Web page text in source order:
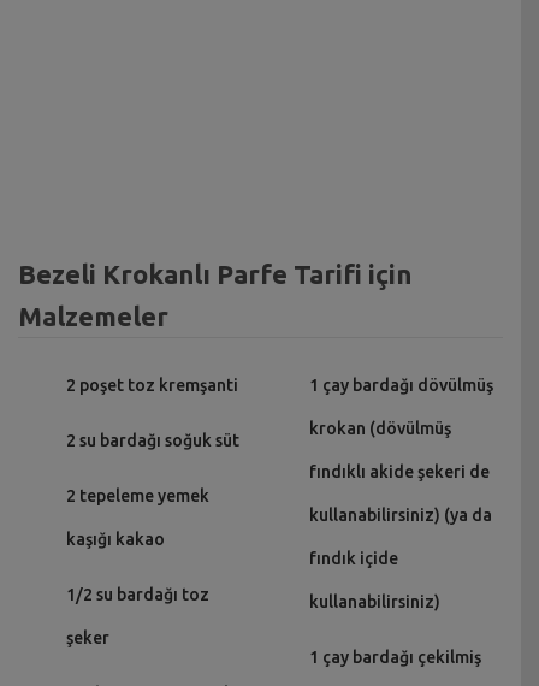
Bezeli Krokanlı Parfe Tarifi için
Malzemeler
2 poşet toz kremşanti
2 su bardağı soğuk süt
2 tepeleme yemek
kaşığı kakao
1/2 su bardağı toz
şeker
1 çay bardağı dövülmüş
krokan (dövülmüş
fındıklı akide şekeri de
kullanabilirsiniz) (ya da
fındık içide
kullanabilirsiniz)
1 çay bardağı çekilmiş